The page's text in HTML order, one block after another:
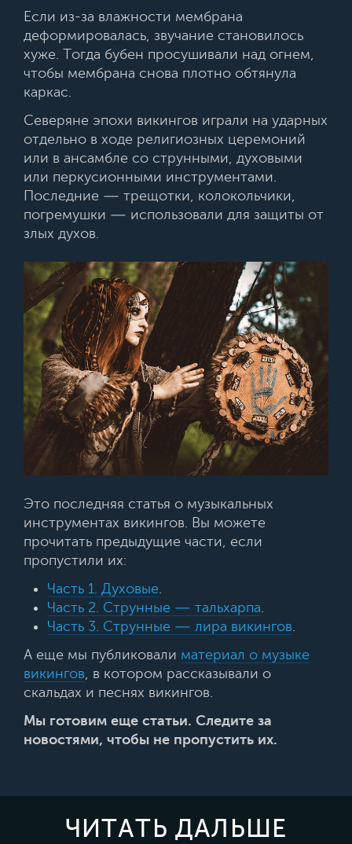
Если из-за влажности мембрана
деформировалась, звучание становилось
хуже. Тогда бубен просушивали над огнем,
чтобы мембрана снова плотно обтянула
каркас.
Северяне эпохи викингов играли на ударных
отдельно в ходе религиозных церемоний
или в ансамбле со струнными, духовыми
или перкусионными инструментами.
Последние — трещотки, колокольчики,
погремушки — использовали для защиты от
злых духов.
Это последняя статья о музыкальных
инструментах викингов. Вы можете
прочитать предыдущие части, если
пропустили их:
Часть 1. Духовые
Часть 2. Струнные — тальхарпа
Часть 3. Струнные — лира викингов
А еще мы публиковали материал о музыке
викингов , в котором рассказывали о
скальдах и песнях викингов.
Мы готовим еще статьи. Следите за
новостями, чтобы не пропустить их.
ЧИТАТЬ ДАЛЬШЕ